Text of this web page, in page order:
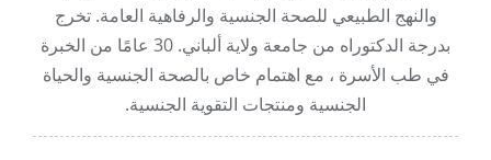
والنهج الطبيعي للصحة الجنسية والرفاهية العامة. تخرج
بدرجة الدكتوراه من جامعة ولاية ألباني. 30 عامًا من الخبرة
في طب الأسرة ، مع اهتمام خاص بالصحة الجنسية والحياة
الجنسية ومنتجات التقوية الجنسية.